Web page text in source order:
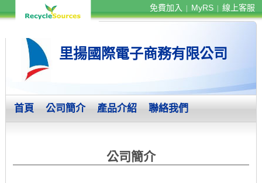
免費加入 MyRS 線上客服
里揚國際電子商務有限公司
首頁 公司簡介 產品介紹 聯絡我們
公司簡介